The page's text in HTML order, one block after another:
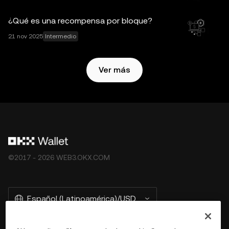
servicio del ecosistema Web3 de OKX
¿Qué es una recompensa por bloque?
21 nov 2025 Intermedio
Ver más
©2017 - 2026 WEB3.OKX.COM
Español (Latinoamérica)/USD